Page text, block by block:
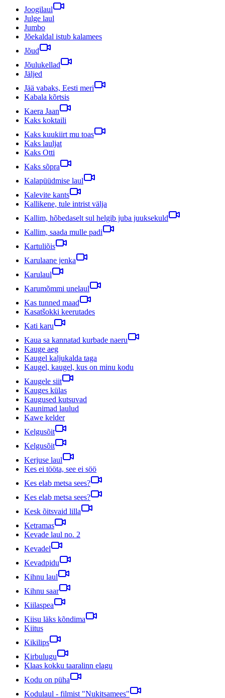
Joogilaul
Julge laul
Jumbo
Jõekaldal istub kalamees
Jõud
Jõulukellad
Jäljed
Jää vabaks, Eesti meri
Kabala kõrtsis
Kaera Jaan
Kaks koktaili
Kaks kuukiirt mu toas
Kaks lauljat
Kaks Otti
Kaks sõpra
Kalapüüdmise laul
Kalevite kants
Kallikene, tule intrist välja
Kallim, hõbedaselt sul helgib juba juuksekuld
Kallim, saada mulle padi
Kartuliõis
Karulaane jenka
Karulaul
Karumõmmi unelaul
Kas tunned maad
Kasatšokki keerutades
Kati karu
Kaua sa kannatad kurbade naeru
Kauge aeg
Kaugel kaljukalda taga
Kaugel, kaugel, kus on minu kodu
Kaugele siit
Kauges külas
Kaugused kutsuvad
Kaunimad laulud
Kawe kelder
Kelgusõit
Kelgusõit
Kerjuse laul
Kes ei tööta, see ei söö
Kes elab metsa sees?
Kes elab metsa sees?
Kesk õitsvaid lilla
Ketramas
Kevade laul no. 2
Kevadel
Kevadpidu
Kihnu laul
Kihnu saar
Kiilaspea
Kiisu läks kõndima
Kiitus
Kikilips
Kirbulugu
Klaas kokku taaralinn elagu
Kodu on püha
Kodulaul - filmist "Nukitsamees"